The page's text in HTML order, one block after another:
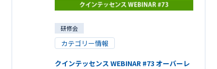
研修会
カテゴリー情報
クインテッセンス WEBINAR #73 オーバーレ